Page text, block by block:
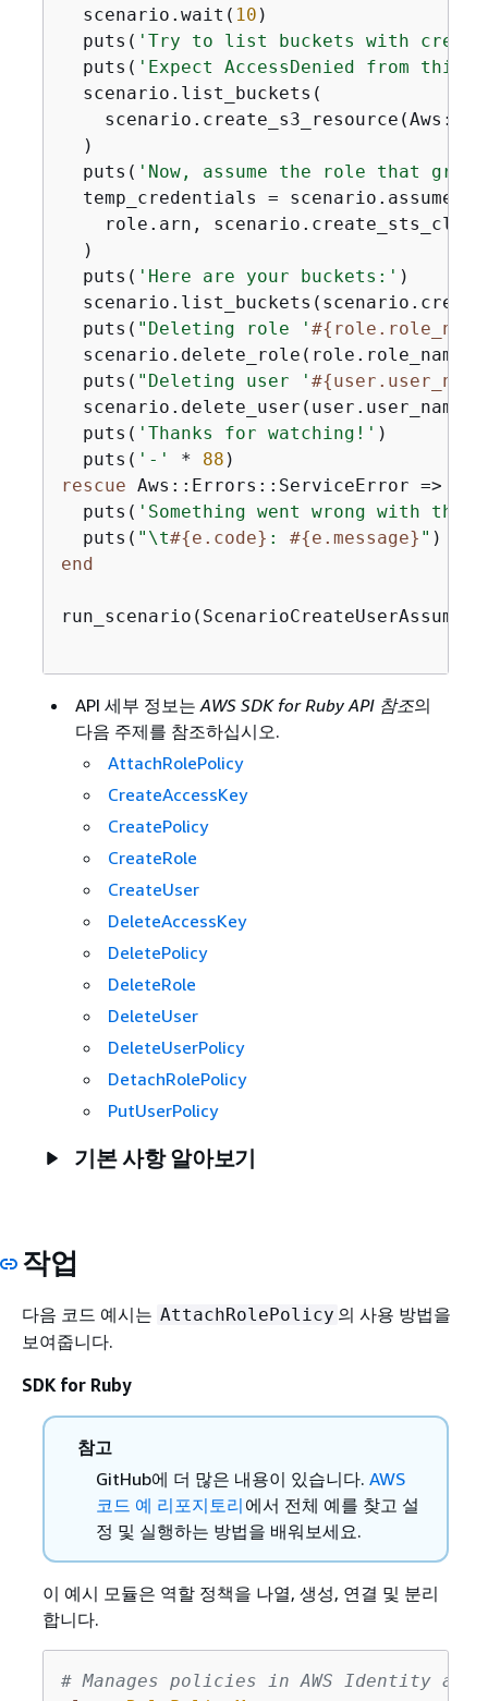
  scenario.wait(
10 )
  puts(
'Try to list buckets with
  puts(
'Expect AccessDenied from
  scenario.list_buckets(
  )
  puts(
'Now, assume the role that
temp_credentials =
role.arn,
  )
  puts(
'Here are your buckets:' )
  puts(
"Deleting role ' #{
  scenario.delete_role(role.role_name)
  puts(
"Deleting user ' #{
  scenario.delete_user(user.user_name)
  puts(
'Thanks for watching!' )
  puts(
'-' * 88
rescue Aws::Errors::ServiceError => e
  puts(
'Something went wrong with the
  puts(
"\t#{e.code} : #{e.message} "
end
API 세부 정보는AWS SDK for Ruby API 참조의
다음 주제를 참조하십시오.
AttachRolePolicy
CreateAccessKey
CreatePolicy
CreateRole
CreateUser
DeleteAccessKey
DeletePolicy
DeleteRole
DeleteUser
DeleteUserPolicy
DetachRolePolicy
PutUserPolicy
기본 사항 알아보기
작업
다음 코드 예시는 AttachRolePolicy 의 사용 방법을
보여줍니다.
SDK for Ruby
참고
GitHub에 더 많은 내용이 있습니다. AWS
코드 예 리포지토리 에서 전체 예를 찾고 설
정 및 실행하는 방법을 배워보세요.
이 예시 모듈은 역할 정책을 나열, 생성, 연결 및 분리
합니다.
# Manages policies in AWS Identity and